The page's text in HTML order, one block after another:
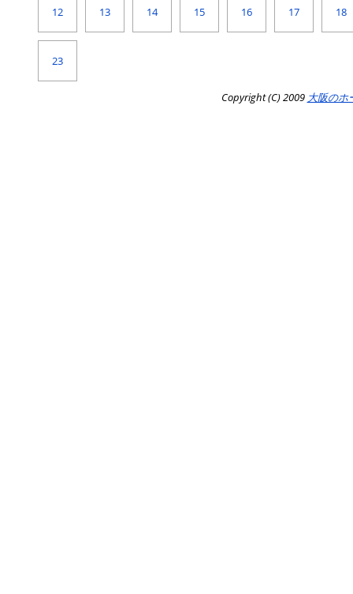
12 13 14 15 16 17 18
23
Copyright (C) 2009 大阪のホ